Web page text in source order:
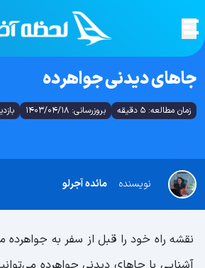
جاهای دیدنی جواهرده
زمان مطالعه: 5 دقیقه بروزرسانی: 1403/04/18
مائده آجرلو نویسنده
نقشه راه خود را قبل از سفر به